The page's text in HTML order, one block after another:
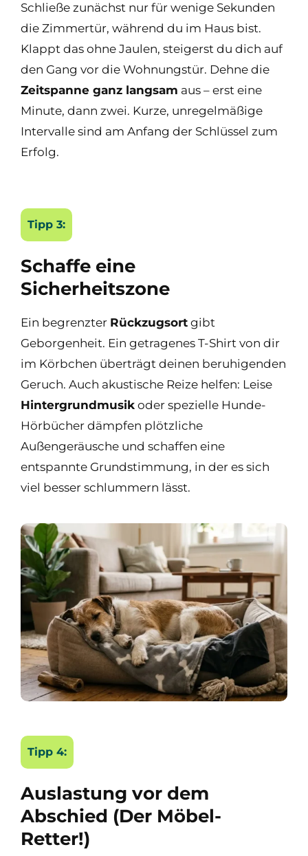
Schließe zunächst nur für wenige Sekunden
die Zimmertür, während du im Haus bist.
Klappt das ohne Jaulen, steigerst du dich auf
den Gang vor die Wohnungstür. Dehne die
Zeitspanne ganz langsam aus – erst eine
Minute, dann zwei. Kurze, unregelmäßige
Intervalle sind am Anfang der Schlüssel zum
Erfolg.
Tipp 3:
Schaffe eine
Sicherheitszone
Ein begrenzter Rückzugsort gibt
Geborgenheit. Ein getragenes T-Shirt von dir
im Körbchen überträgt deinen beruhigenden
Geruch. Auch akustische Reize helfen: Leise
Hintergrundmusik oder spezielle Hunde-
Hörbücher dämpfen plötzliche
Außengeräusche und schaffen eine
entspannte Grundstimmung, in der es sich
viel besser schlummern lässt.
Tipp 4:
Auslastung vor dem
Abschied (Der Möbel-
Retter!)